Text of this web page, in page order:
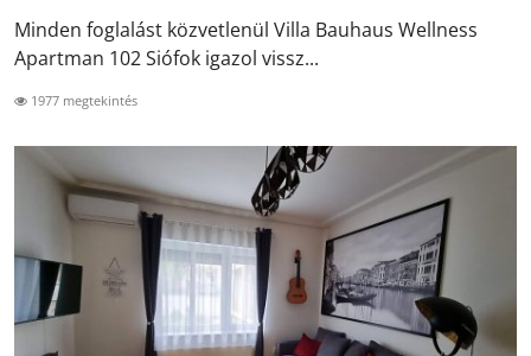
Minden foglalást közvetlenül Villa Bauhaus Wellness
Apartman 102 Siófok igazol vissz...
1977 megtekintés